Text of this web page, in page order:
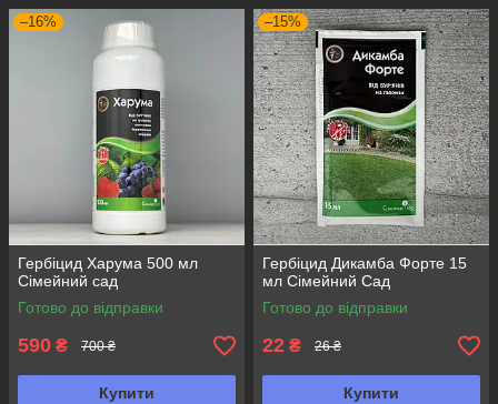
–16%
Гербіцид Харума 500 мл
Сімейний сад
Готово до відправки
590 ₴ 700 ₴
Купити
–15%
Гербіцид Дикамба Форте 15
мл Сімейний Сад
Готово до відправки
22 ₴ 26 ₴
Купити